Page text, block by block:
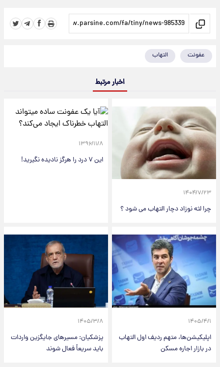
عفونت التهاب
اخبار مرتبط
۱۴۰۴/۷/۲۳
چرا لثه نوزاد دچار التهاب می شود ؟
۱۳۹۶/۱۱/۸
این ۷ درد را هرگز نادیده نگیرید!
۱۴۰۵/۴/۱
اپلیکیشن‌ها، متهم ردیف اول التهاب
در بازار اجاره مسکن
۱۴۰۵/۳/۸
پزشکیان: مسیرهای جایگزین واردات
باید سریعاً فعال شوند